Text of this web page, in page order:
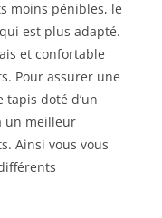
moins pénibles, le
est plus adapté.
et confortable
Pour assurer une
doté d’un
un meilleur
Ainsi vous vous